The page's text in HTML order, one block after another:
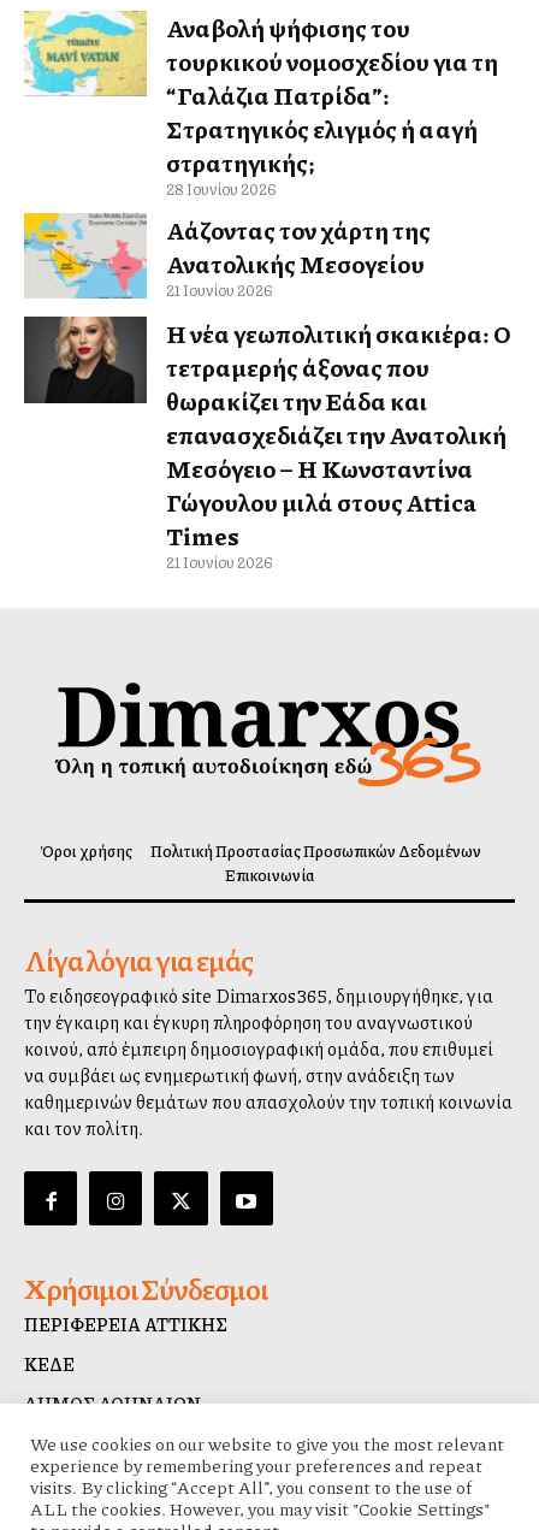
Αναβολή ψήφισης του
τουρκικού νομοσχεδίου για τη
“Γαλάζια Πατρίδα”:
Στρατηγικός ελιγμός ή αλλαγή
στρατηγικής;
28 Ιουνίου 2026
Αλλάζοντας τον χάρτη της
Ανατολικής Μεσογείου
21 Ιουνίου 2026
Η νέα γεωπολιτική σκακιέρα: Ο
τετραμερής άξονας που
θωρακίζει την Ελλάδα και
επανασχεδιάζει την Ανατολική
Μεσόγειο – Η Κωνσταντίνα
Γώγουλου μιλά στους Attica
Times
21 Ιουνίου 2026
Όροι χρήσης
Πολιτική Προστασίας Προσωπικών Δεδομένων
Επικοινωνία
Λίγα λόγια για εμάς
Το ειδησεογραφικό site Dimarxos365, δημιουργήθηκε, για
την έγκαιρη και έγκυρη πληροφόρηση του αναγνωστικού
κοινού, από έμπειρη δημοσιογραφική ομάδα, που επιθυμεί
να συμβάλλει ως ενημερωτική φωνή, στην ανάδειξη των
καθημερινών θεμάτων που απασχολούν την τοπική κοινωνία
και τον πολίτη.
Χρήσιμοι Σύνδεσμοι
ΠΕΡΙΦΕΡΕΙΑ ΑΤΤΙΚΗΣ
ΚΕΔΕ
ΔΗΜΟΣ ΑΘΗΝΑΙΩΝ
ΔΙΑΥΓΕΙΑ
We use cookies on our website to give you the most relevant
experience by remembering your preferences and repeat
visits. By clicking “Accept All”, you consent to the use of
ALL the cookies. However, you may visit "Cookie Settings"